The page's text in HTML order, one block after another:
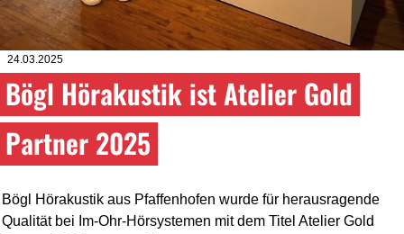
24.03.2025
Bögl Hörakustik ist Atelier Gold
Partner 2025
Bögl Hörakustik aus Pfaffenhofen wurde für herausragende
Qualität bei Im-Ohr-Hörsystemen mit dem Titel Atelier Gold